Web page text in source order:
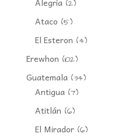
(2)
Ataco (5)
El Esteron (4)
Erewhon (102)
Guatemala(34)
Antigua(7)
Atitlán (6)
El Mirador(6)